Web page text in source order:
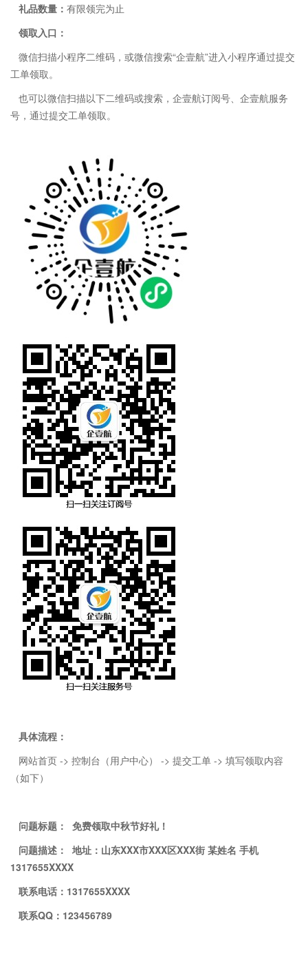
礼品数量： 有限领完为止
领取入口：
微信扫描小程序二维码，或微信搜索“企壹航”进入小程序通过提交
工单领取。
也可以微信扫描以下二维码或搜索，企壹航订阅号、企壹航服务
号，通过提交工单领取。
具体流程：
网站首页 -> 控制台（用户中心） -> 提交工单 -> 填写领取内容
（如下）
问题标题： 免费领取中秋节好礼！
问题描述： 地址：山东XXX市XXX区XXX街 某姓名 手机
1317655XXXX
联系电话：1317655XXXX
联系QQ：123456789